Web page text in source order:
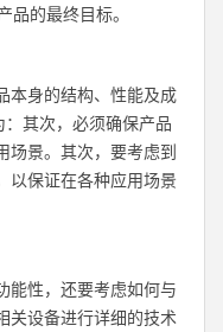
的最终目标。
本身的结构、性能及成
其次，必须确保产品
场景。其次，要考虑到
以保证在各种应用场景
能性，还要考虑如何与
关设备进行详细的技术